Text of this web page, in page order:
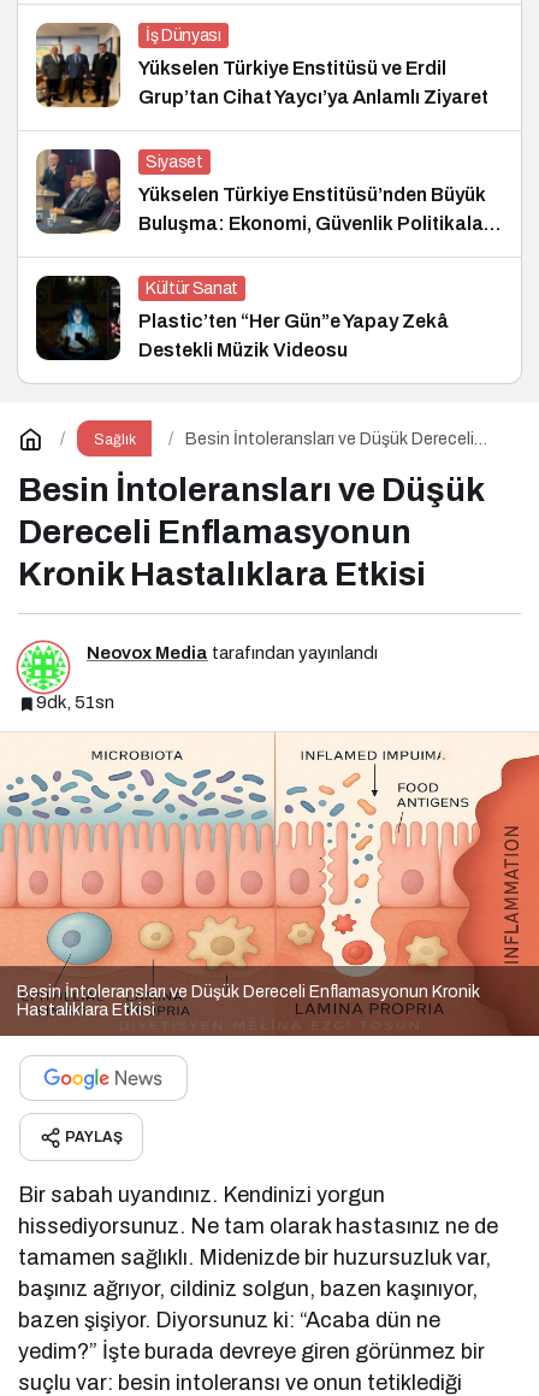
İş Dünyası
Yükselen Türkiye Enstitüsü ve Erdil
Grup’tan Cihat Yaycı’ya Anlamlı Ziyaret
Siyaset
Yükselen Türkiye Enstitüsü’nden Büyük
Buluşma: Ekonomi, Güvenlik Politikaları
ve Hukuk Konferansı
Kültür Sanat
Plastic’ten “Her Gün”e Yapay Zekâ
Destekli Müzik Videosu
Sağlık
Besin İntoleransları ve Düşük Dereceli
Besin İntoleransları ve Düşük
Dereceli Enflamasyonun
Kronik Hastalıklara Etkisi
Neovox Media tarafından yayınlandı
9dk, 51sn
Besin İntoleransları ve Düşük Dereceli Enflamasyonun Kronik
Hastalıklara Etkisi
PAYLAŞ
Bir sabah uyandınız. Kendinizi yorgun
hissediyorsunuz. Ne tam olarak hastasınız ne de
tamamen sağlıklı. Midenizde bir huzursuzluk var,
başınız ağrıyor, cildiniz solgun, bazen kaşınıyor,
bazen şişiyor. Diyorsunuz ki: “Acaba dün ne
yedim?” İşte burada devreye giren görünmez bir
suçlu var: besin intoleransı ve onun tetiklediği